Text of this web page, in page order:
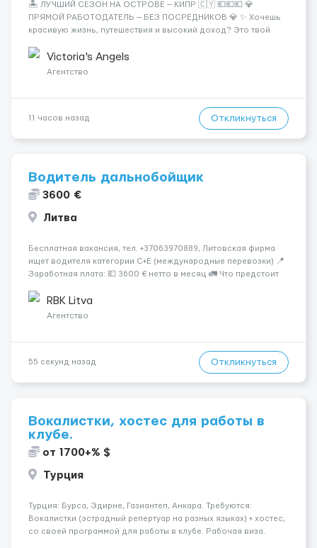
🏝️ ЛУЧШИЙ СЕЗОН НА ОСТРОВЕ — КИПР 🇨🇾 💶💶💶 💎
ПРЯМОЙ РАБОТОДАТЕЛЬ — БЕЗ ПОСРЕДНИКОВ 💎 ✨ Хочешь
красивую жизнь, путешествия и высокий доход? Это твой
Опытная команда с годами практики — Стабильный поток
клиентов (без ...
Victoria's Angels
Агентство
11 часов назад Откликнуться
Водитель дальнобойщик
3600 €
Литва
Бесплатная вакансия, тел. +37063970889, Литовская фирма
ищет водителя категории C+E (международные перевозки) 📍
Заработная плата: 💶 3600 € нетто в месяц 🚛 Что предстоит
рефрижераторах. В среднем 400–500 км в день. Погрузки и
разгрузки ...
RBK Litva
Агентство
55 секунд назад Откликнуться
Вокалистки, хостес для работы в
клубе.
от 1700+% $
Турция
Турция: Бурса, Эдирне, Газиантеп, Анкара. Требуются:
Вокалистки (эстрадный репертуар на разных языках) + хостеc,
со своей программой для работы в клубе. Рабочая виза.